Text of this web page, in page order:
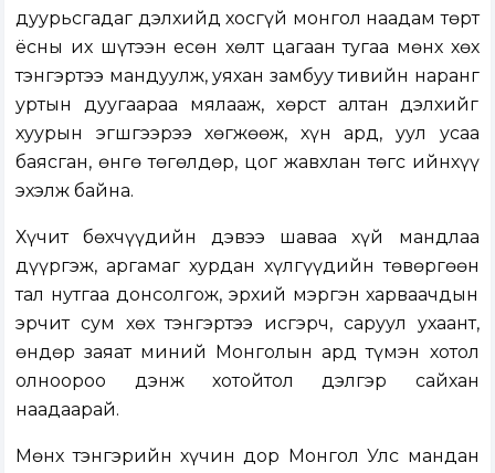
дуурьсгадаг дэлхийд хосгүй монгол наадам төрт
ёсны их шүтээн есөн хөлт цагаан тугаа мөнх хөх
тэнгэртээ мандуулж, уяхан замбуу тивийн наранг
уртын дуугаараа мялааж, хөрст алтан дэлхийг
хуурын эгшгээрээ хөгжөөж, хүн ард, уул усаа
баясган, өнгө төгөлдөр, цог жавхлан төгс ийнхүү
эхэлж байна.
Хүчит бөхчүүдийн дэвээ шаваа хүй мандлаа
дүүргэж, аргамаг хурдан хүлгүүдийн төвөргөөн
тал нутгаа донсолгож, эрхий мэргэн харваачдын
эрчит сум хөх тэнгэртээ исгэрч, саруул ухаант,
өндөр заяат миний Монголын ард түмэн хотол
олноороо дэнж хотойтол дэлгэр сайхан
наадаарай.
Мөнх тэнгэрийн хүчин дор Монгол Улс мандан